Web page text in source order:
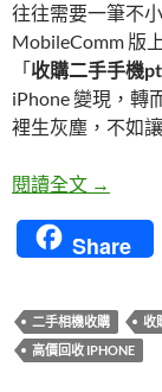
往往需要一筆不
MobileComm 版
「收購二手手機
iPhone 變現，轉
裡生灰塵，不如
閱讀全文 收購二
→
Share
二手相機收購 收
高價回收 IPHONE